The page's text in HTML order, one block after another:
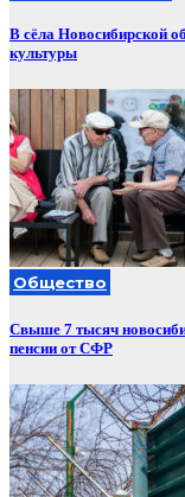
В сёла Новосибирской
культуры
Общество
Свыше 7 тысяч
пенсии от СФР